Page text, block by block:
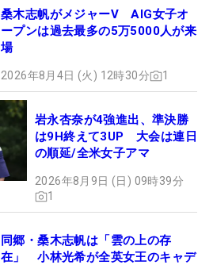
桑木志帆がメジャーV AIG女子オ
ープンは過去最多の5万5000人が来
場
2026年8月4日 (火) 12時30分 1
岩永杏奈が4強進出、準決勝
は9H終えて3UP 大会は連日
の順延/全米女子アマ
2026年8月9日 (日) 09時39分
1
同郷・桑木志帆は「雲の上の存
在」 小林光希が全英女王のキャデ